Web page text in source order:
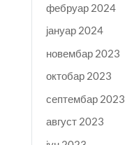
фебруар 2024
јануар 2024
новембар 2023
октобар 2023
септембар 2023
август 2023